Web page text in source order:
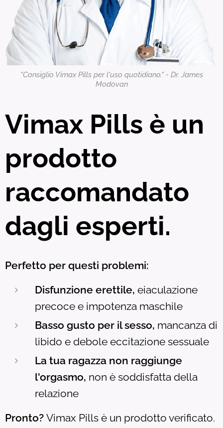
"Consiglio Vimax Pills per l'uso quotidiano." - Dr. James
Modovan
Vimax Pills è un
prodotto
raccomandato
dagli esperti.
Perfetto per questi problemi:
Disfunzione erettile, eiaculazione
precoce e impotenza maschile
Basso gusto per il sesso, mancanza di
libido e debole eccitazione sessuale
La tua ragazza non raggiunge
l'orgasmo, non è soddisfatta della
relazione
Pronto? Vimax Pills è un prodotto verificato.